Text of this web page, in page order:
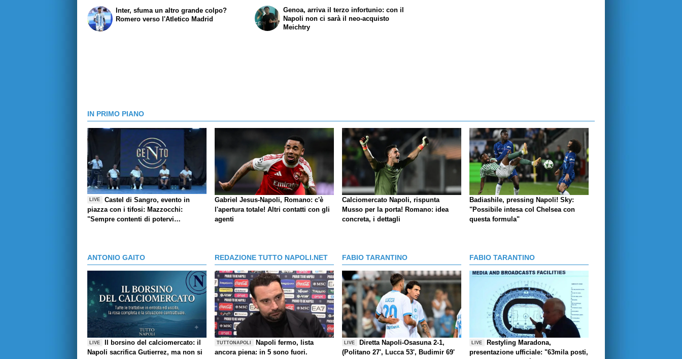
Inter, sfuma un altro grande colpo?
Romero verso l'Atletico Madrid
Genoa, arriva il terzo infortunio: con il
Napoli non ci sarà il neo-acquisto
Meichtry
IN PRIMO PIANO
LIVE
Castel di Sangro, evento in
piazza con i tifosi: Mazzocchi:
"Sempre contenti di potervi
contributo"
Gabriel Jesus-Napoli, Romano: c'è
l'apertura totale! Altri contatti con gli
agenti
Calciomercato Napoli, rispunta
Musso per la porta! Romano: idea
concreta, i dettagli
Badiashile, pressing Napoli! Sky:
"Possibile intesa col Chelsea con
questa formula"
ANTONIO GAITO
LIVE
Il borsino del calciomercato: il
Napoli sacrifica Gutierrez, ma non si
REDAZIONE TUTTO NAPOLI.NET
TUTTONAPOLI
Napoli fermo, lista
ancora piena: in 5 sono fuori.
FABIO TARANTINO
LIVE
Diretta Napoli-Osasuna 2-1,
(Politano 27', Lucca 53', Budimir 69'
FABIO TARANTINO
LIVE
Restyling Maradona,
presentazione ufficiale: "63mila posti,